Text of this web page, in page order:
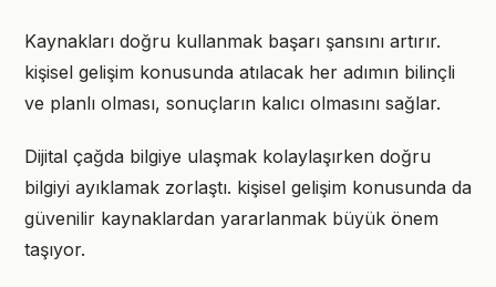
Kaynakları doğru kullanmak başarı şansını artırır.
kişisel gelişim konusunda atılacak her adımın bilinçli
ve planlı olması, sonuçların kalıcı olmasını sağlar.
Dijital çağda bilgiye ulaşmak kolaylaşırken doğru
bilgiyi ayıklamak zorlaştı. kişisel gelişim konusunda da
güvenilir kaynaklardan yararlanmak büyük önem
taşıyor.